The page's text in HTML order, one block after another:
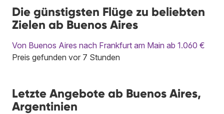
Die günstigsten Flüge zu beliebten
Zielen ab Buenos Aires
Von Buenos Aires nach Frankfurt am Main ab 1.060 €
Preis gefunden vor 7 Stunden
Letzte Angebote ab Buenos Aires,
Argentinien